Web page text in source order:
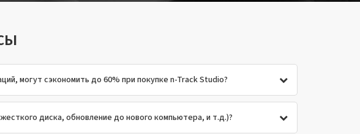
могут сэкономить до 60% при покупке n-Track Studio?
диска, обновление до нового компьютера, и т.д.)?